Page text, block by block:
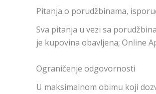
Pitanja o porudžbinama,
Sva pitanja u vezi sa
je kupovina obavljena; Online
Ograničenje odgovornosti
U maksimalnom obimu koji